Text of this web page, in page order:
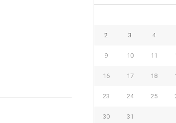
2 3 4
9 10 11
16 17 18
23 24 25
30 31